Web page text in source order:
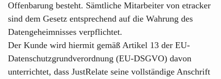
Offenbarung besteht. Sämtliche Mitarbeiter von etracker
sind dem Gesetz entsprechend auf die Wahrung des
Datengeheimnisses verpflichtet.
Der Kunde wird hiermit gemäß Artikel 13 der EU-
Datenschutzgrundverordnung (EU-DSGVO) davon
unterrichtet, dass JustRelate seine vollständige Anschrift